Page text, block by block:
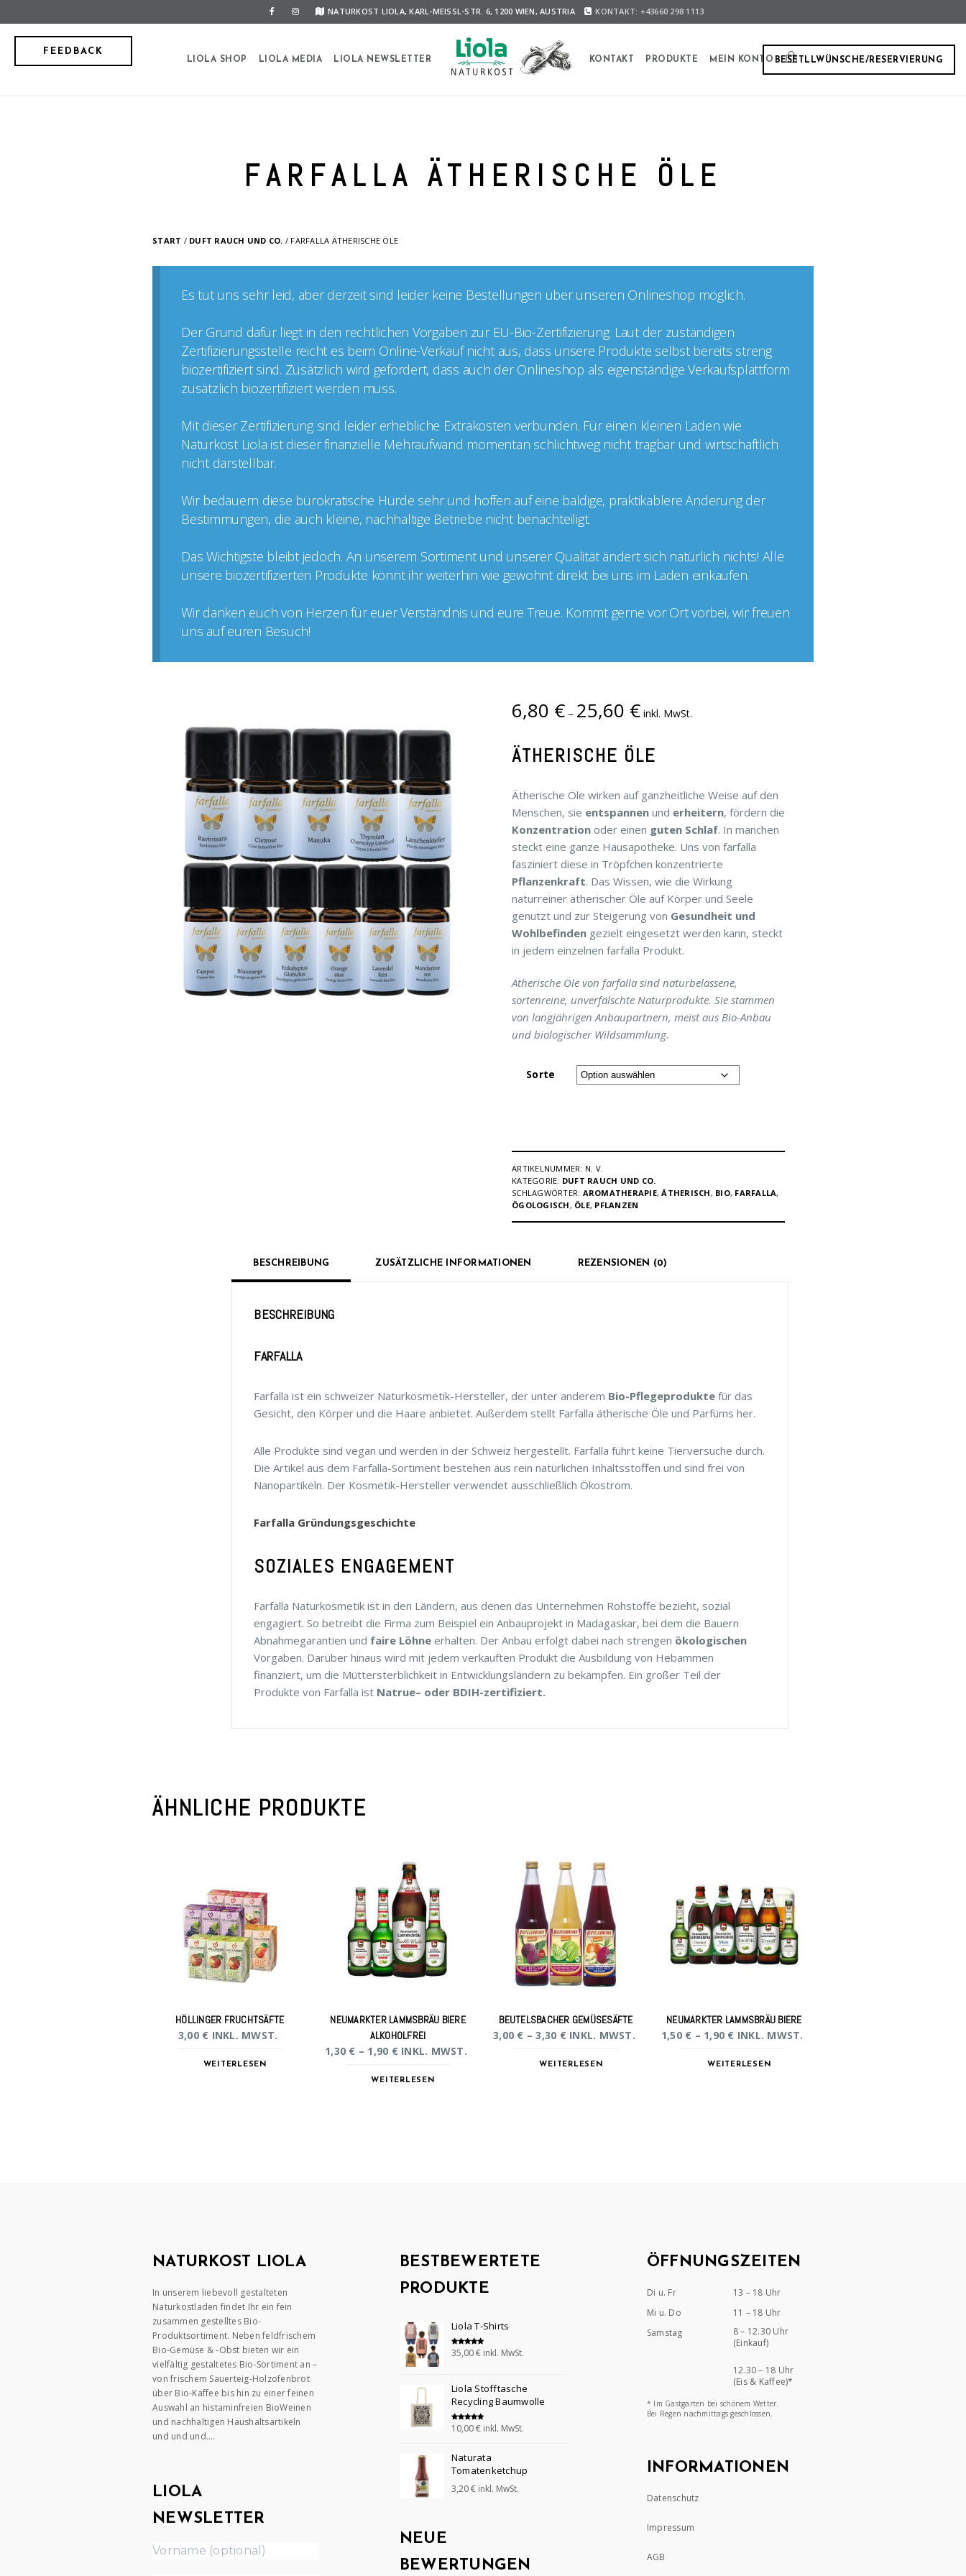
NATURKOST LIOLA, KARL-MEISSL-STR. 6, 1200 WIEN, AUSTRIA KONTAKT: +43660 298 1113
FEEDBACK
BESETLLWÜNSCHE/RESERVIERUNG
LIOLA SHOP LIOLA MEDIA LIOLA NEWSLETTER KONTAKT PRODUKTE MEIN KONTO
FARFALLA ÄTHERISCHE ÖLE
START / DUFT RAUCH UND CO. / FARFALLA ÄTHERISCHE ÖLE
Es tut uns sehr leid, aber derzeit sind leider keine Bestellungen über unseren Onlineshop möglich.
Der Grund dafür liegt in den rechtlichen Vorgaben zur EU-Bio-Zertifizierung. Laut der zuständigen
Zertifizierungsstelle reicht es beim Online-Verkauf nicht aus, dass unsere Produkte selbst bereits streng
biozertifiziert sind. Zusätzlich wird gefordert, dass auch der Onlineshop als eigenständige Verkaufsplattform
zusätzlich biozertifiziert werden muss.
Mit dieser Zertifizierung sind leider erhebliche Extrakosten verbunden. Für einen kleinen Laden wie
Naturkost Liola ist dieser finanzielle Mehraufwand momentan schlichtweg nicht tragbar und wirtschaftlich
nicht darstellbar.
Wir bedauern diese bürokratische Hürde sehr und hoffen auf eine baldige, praktikablere Änderung der
Bestimmungen, die auch kleine, nachhaltige Betriebe nicht benachteiligt.
Das Wichtigste bleibt jedoch. An unserem Sortiment und unserer Qualität ändert sich natürlich nichts! Alle
unsere biozertifizierten Produkte könnt ihr weiterhin wie gewohnt direkt bei uns im Laden einkaufen.
Wir danken euch von Herzen für euer Verständnis und eure Treue. Kommt gerne vor Ort vorbei, wir freuen
uns auf euren Besuch!
6,80 € – 25,60 € inkl. MwSt.
ÄTHERISCHE ÖLE
Ätherische Öle wirken auf ganzheitliche Weise auf den
Menschen, sie entspannen und erheitern, fördern die
Konzentration oder einen guten Schlaf. In manchen
steckt eine ganze Hausapotheke. Uns von farfalla
fasziniert diese in Tröpfchen konzentrierte
Pflanzenkraft. Das Wissen, wie die Wirkung
naturreiner ätherischer Öle auf Körper und Seele
genutzt und zur Steigerung von Gesundheit und
Wohlbefinden gezielt eingesetzt werden kann, steckt
in jedem einzelnen farfalla Produkt.
Ätherische Öle von farfalla sind naturbelassene,
sortenreine, unverfälschte Naturprodukte. Sie stammen
von langjährigen Anbaupartnern, meist aus Bio-Anbau
und biologischer Wildsammlung.
Sorte
ARTIKELNUMMER: N. V.
KATEGORIE: DUFT RAUCH UND CO.
SCHLAGWÖRTER: AROMATHERAPIE,ÄTHERISCH, BIO, FARFALLA,
ÖGOLOGISCH, ÖLE, PFLANZEN
BESCHREIBUNG ZUSÄTZLICHE INFORMATIONEN REZENSIONEN (0)
BESCHREIBUNG
FARFALLA
Farfalla ist ein schweizer Naturkosmetik-Hersteller, der unter anderem Bio-Pflegeprodukte für das
Gesicht, den Körper und die Haare anbietet. Außerdem stellt Farfalla ätherische Öle und Parfüms her.
Alle Produkte sind vegan und werden in der Schweiz hergestellt. Farfalla führt keine Tierversuche durch.
Die Artikel aus dem Farfalla-Sortiment bestehen aus rein natürlichen Inhaltsstoffen und sind frei von
Nanopartikeln. Der Kosmetik-Hersteller verwendet ausschließlich Ökostrom.
Farfalla Gründungsgeschichte
SOZIALES ENGAGEMENT
Farfalla Naturkosmetik ist in den Ländern, aus denen das Unternehmen Rohstoffe bezieht, sozial
engagiert. So betreibt die Firma zum Beispiel ein Anbauprojekt in Madagaskar, bei dem die Bauern
Abnahmegarantien und faire Löhne erhalten. Der Anbau erfolgt dabei nach strengen ökologischen
Vorgaben. Darüber hinaus wird mit jedem verkauften Produkt die Ausbildung von Hebammen
finanziert, um die Müttersterblichkeit in Entwicklungsländern zu bekämpfen. Ein großer Teil der
Produkte von Farfalla ist Natrue– oder BDIH-zertifiziert.
ÄHNLICHE PRODUKTE
HÖLLINGER FRUCHTSÄFTE
3,00 € INKL. MWST.
WEITERLESEN
NEUMARKTER LAMMSBRÄU BIERE
ALKOHOLFREI
1,30 € – 1,90 € INKL. MWST.
WEITERLESEN
BEUTELSBACHER GEMÜSESÄFTE
3,00 € –3,30 € INKL. MWST.
WEITERLESEN
NEUMARKTER LAMMSBRÄU BIERE
1,50 € – 1,90 € INKL. MWST.
WEITERLESEN
NATURKOST LIOLA
In unserem liebevoll gestalteten
Naturkostladen findet Ihr ein fein
zusammen gestelltes Bio-
Produktsortiment. Neben feldfrischem
Bio-Gemüse & -Obst bieten wir ein
vielfältig gestaltetes Bio-Sortiment an –
von frischem Sauerteig-Holzofenbrot
über Bio-Kaffee bis hin zu einer feinen
Auswahl an histaminfreien BioWeinen
und nachhaltigen Haushaltsartikeln
und und und….
LIOLA
NEWSLETTER
BESTBEWERTETE
PRODUKTE
Liola T-Shirts
Bewertet mit
5.00
35,00€ inkl. MwSt.
Liola Stofftasche
Recycling Baumwolle
Bewertet mit
5.00
10,00€ inkl. MwSt.
Naturata
Tomatenketchup
3,20€ inkl. MwSt.
NEUE
BEWERTUNGEN
ÖFFNUNGSZEITEN
Di u. Fr
13 – 18 Uhr
Mi u. Do
11 – 18 Uhr
Samstag
8 – 12.30 Uhr
(Einkauf)
12.30 – 18 Uhr
(Eis & Kaffee)*
* Im Gastgarten bei schönem Wetter.
Bei Regen nachmittags geschlossen.
INFORMATIONEN
Datenschutz
Impressum
AGB